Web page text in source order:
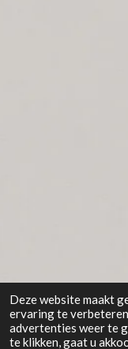
Deze website maakt
ervaring te
advertenties weer te
te klikken, gaat u